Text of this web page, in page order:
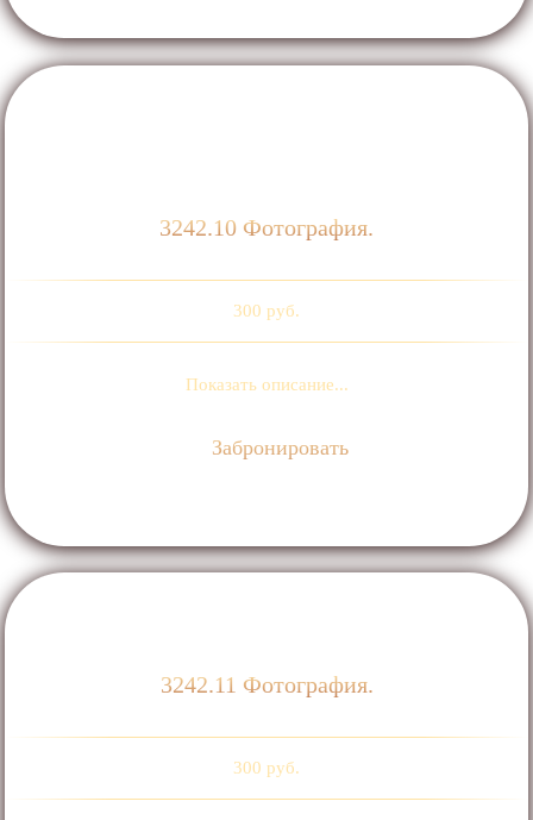
3242.10 Фотография.
300 руб.
Показать описание...
Забронировать
3242.11 Фотография.
300 руб.